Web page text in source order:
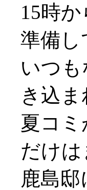
15時
準備し
いつ
き込
夏コ
だけ
鹿島